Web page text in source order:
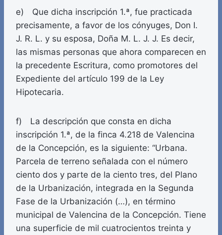
e) Que dicha inscripción 1.ª, fue practicada
precisamente, a favor de los cónyuges, Don I.
J. R. L. y su esposa, Doña M. L. J. J. Es decir,
las mismas personas que ahora comparecen en
la precedente Escritura, como promotores del
Expediente del artículo 199 de la Ley
Hipotecaria.
f) La descripción que consta en dicha
inscripción 1.ª, de la finca 4.218 de Valencina
de la Concepción, es la siguiente: “Urbana.
Parcela de terreno señalada con el número
ciento dos y parte de la ciento tres, del Plano
de la Urbanización, integrada en la Segunda
Fase de la Urbanización (…), en término
municipal de Valencina de la Concepción. Tiene
una superficie de mil cuatrocientos treinta y